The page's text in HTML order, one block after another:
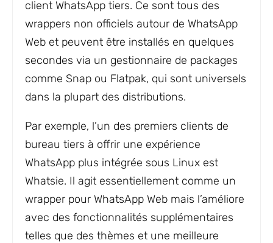
client WhatsApp tiers. Ce sont tous des
wrappers non officiels autour de WhatsApp
Web et peuvent être installés en quelques
secondes via un gestionnaire de packages
comme Snap ou Flatpak, qui sont universels
dans la plupart des distributions.
Par exemple, l’un des premiers clients de
bureau tiers à offrir une expérience
WhatsApp plus intégrée sous Linux est
Whatsie. Il agit essentiellement comme un
wrapper pour WhatsApp Web mais l’améliore
avec des fonctionnalités supplémentaires
telles que des thèmes et une meilleure